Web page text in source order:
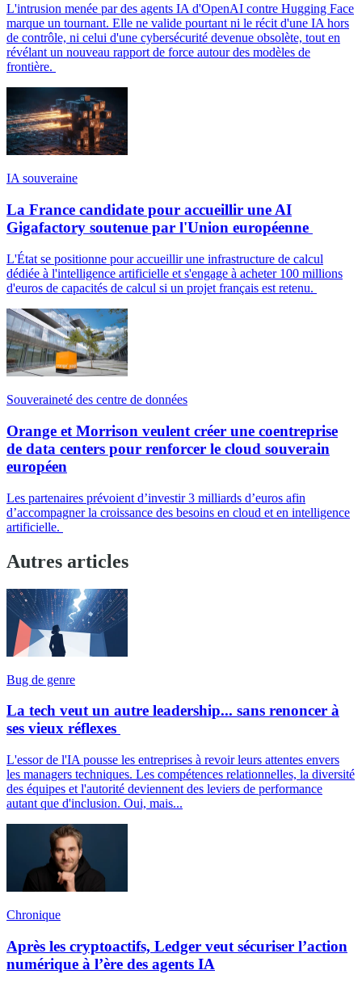
L'intrusion menée par des agents IA d'OpenAI contre Hugging Face
marque un tournant. Elle ne valide pourtant ni le récit d'une IA hors
de contrôle, ni celui d'une cybersécurité devenue obsolète, tout en
révélant un nouveau rapport de force autour des modèles de
frontière.
IA souveraine
La France candidate pour accueillir une AI
Gigafactory soutenue par l'Union européenne
L'État se positionne pour accueillir une infrastructure de calcul
dédiée à l'intelligence artificielle et s'engage à acheter 100 millions
d'euros de capacités de calcul si un projet français est retenu.
Souveraineté des centre de données
Orange et Morrison veulent créer une coentreprise
de data centers pour renforcer le cloud souverain
européen
Les partenaires prévoient d’investir 3 milliards d’euros afin
d’accompagner la croissance des besoins en cloud et en intelligence
artificielle.
Autres articles
Bug de genre
La tech veut un autre leadership... sans renoncer à
ses vieux réflexes
L'essor de l'IA pousse les entreprises à revoir leurs attentes envers
les managers techniques. Les compétences relationnelles, la diversité
des équipes et l'autorité deviennent des leviers de performance
autant que d'inclusion. Oui, mais...
Chronique
Après les cryptoactifs, Ledger veut sécuriser l’action
numérique à l’ère des agents IA